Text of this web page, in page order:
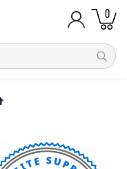
0
Absteigend